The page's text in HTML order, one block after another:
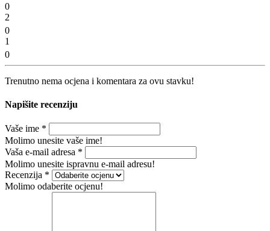
0
2
0
1
0
Trenutno nema ocjena i komentara za ovu stavku!
Napišite recenziju
Vaše ime *
Molimo unesite vaše ime!
Vaša e-mail adresa *
Molimo unesite ispravnu e-mail adresu!
Recenzija *
Molimo odaberite ocjenu!